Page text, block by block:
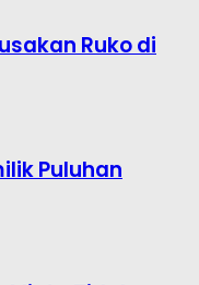
Ruko di
Puluhan